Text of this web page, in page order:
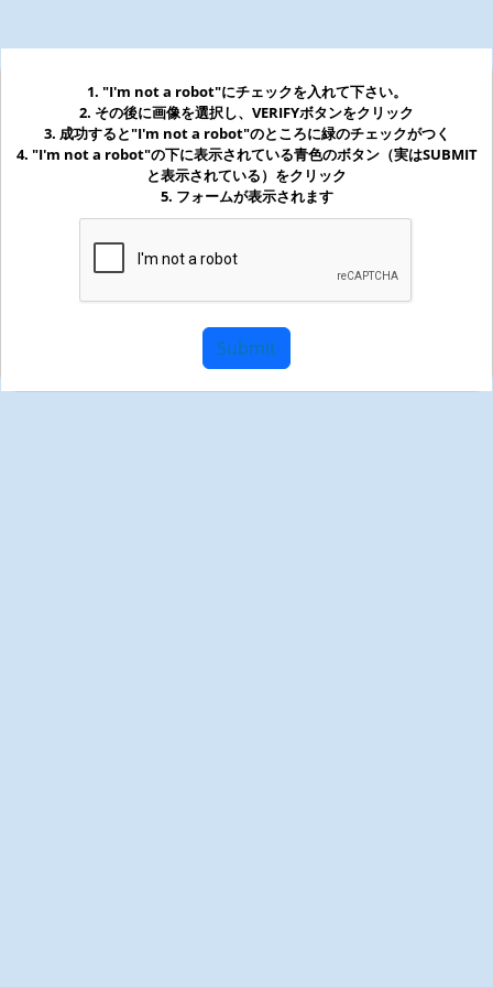
1. "I'm not a robot"にチェックを入れて下さい。
2. その後に画像を選択し、VERIFYボタンをクリック
3. 成功すると"I'm not a robot"のところに緑のチェックがつく
4. "I'm not a robot"の下に表示されている青色のボタン（実はSUBMIT
と表示されている）をクリック
5. フォームが表示されます
Submit